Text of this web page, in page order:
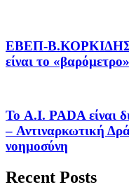
EΒΕΠ-Β.ΚΟΡΚΙΔΗΣ:
είναι το
Το A.I. PADA είναι
– Αντιναρκωτική
νοημοσύνη
Recent Posts